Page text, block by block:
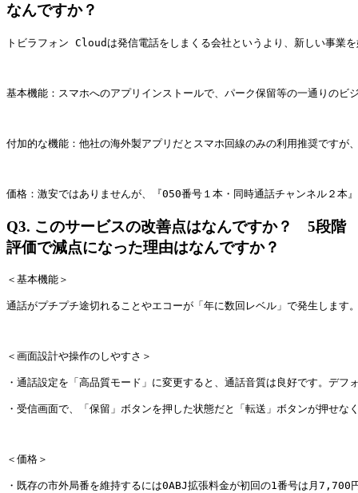
なんですか？
トビラフォン Cloudは発信電話をしまくる会社というより、新しい事業
基本機能：スマホへのアプリインストールで、パーク保留等の一通りの
付加的な機能：他社の海外製アプリだとスマホ回線のみの利用推奨です
価格：激安ではありませんが、『050番号１本・同時通話チャンネル２
Q3. このサービスの改善点はなんですか？ 5段階
評価で減点になった理由はなんですか？
＜基本機能＞
通話がプチプチ途切れることやエコーが「年に数回レベル」で発生します
＜画面設計や操作のしやすさ＞
・通話設定を「高品質モード」に変更すると、通話音質は良好です。デ
・受信画面で、「保留」ボタンを押した状態だと「転送」ボタンが押せ
＜価格＞
・既存の市外局番を維持するには0ABJ拡張料金が初回の1番号は月7,700